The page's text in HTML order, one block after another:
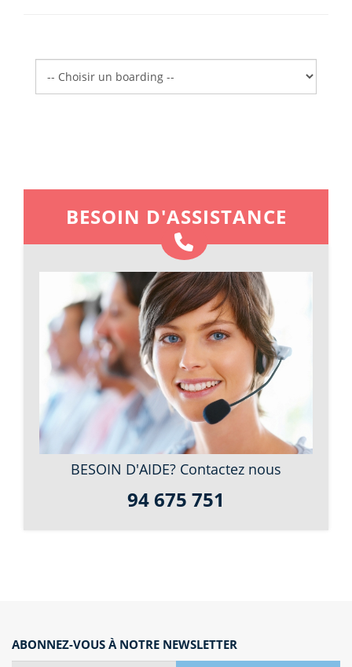
BESOIN D'ASSISTANCE
BESOIN D'AIDE? Contactez nous
94 675 751
ABONNEZ-VOUS À NOTRE NEWSLETTER